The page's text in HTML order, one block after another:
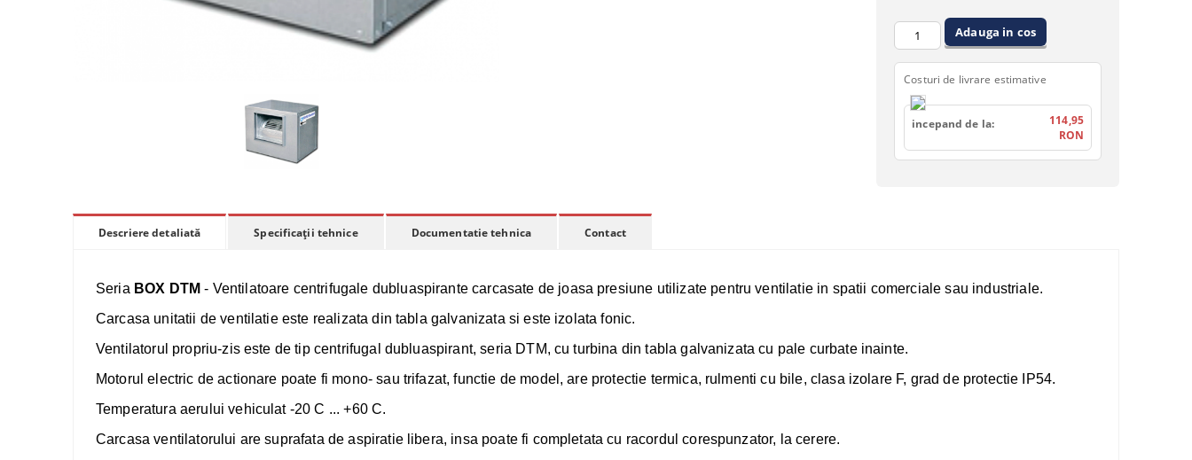
Costuri de livrare estimative
incepand de la:
114,95
RON
Descriere detaliată Specificații tehnice Documentatie tehnica Contact
Seria BOX DTM- Ventilatoare centrifugale dubluaspirante carcasate de joasa presiune utilizate pentru ventilatie in spatii comerciale sau industriale.
Carcasa unitatii de ventilatie este realizata din tabla galvanizata si este izolata fonic.
Ventilatorul propriu-zis este de tip centrifugal dubluaspirant, seria DTM, cu turbina din tabla galvanizata cu pale curbate inainte.
Motorul electric de actionare poate fi mono- sau trifazat, functie de model, are protectie termica, rulmenti cu bile, clasa izolare F, grad de protectie IP54.
Temperatura aerului vehiculat -20 C ... +60 C.
Carcasa ventilatorului are suprafata de aspiratie libera, insa poate fi completata cu racordul corespunzator, la cerere.